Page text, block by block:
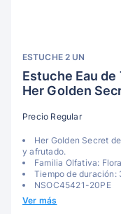
ESTUCHE 2 UN
Estuche Eau
Her Golden
Precio Regular
Her Golden Secret
y afrutado.
Familia Olfativa:
Tiempo de duración:
NSOC45421-20PE
Ver más